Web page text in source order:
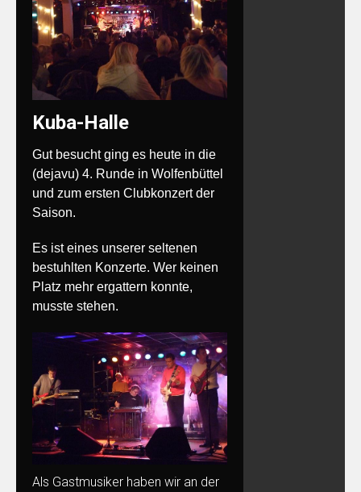
Kuba-Halle
Gut besucht ging es heute in die
(dejavu) 4. Runde in Wolfenbüttel
und zum ersten Clubkonzert der
Saison.
Es ist eines unserer seltenen
bestuhlten Konzerte. Wer keinen
Platz mehr ergattern konnte,
musste stehen.
Als Gastmusiker haben wir an der